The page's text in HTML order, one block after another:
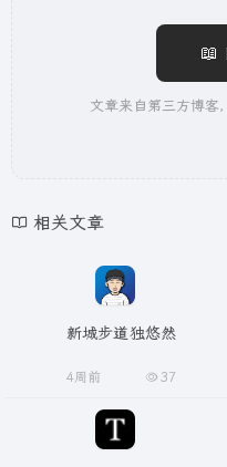
📖
文章来自第三方博客
相关文章
新城步道独悠然
4周前 37